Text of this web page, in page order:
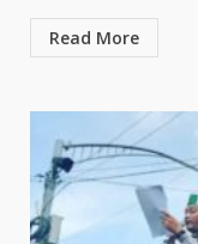
Read More